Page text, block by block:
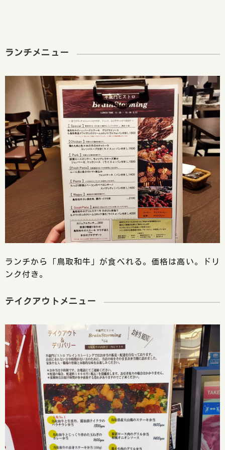
ランチメニュー
ランチから「鳥取和牛」が食べれる。価格は高い。ドリ
ンク付き。
テイクアウトメニュー